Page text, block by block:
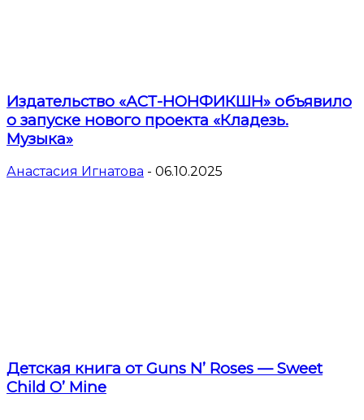
Издательство «АСТ-НОНФИКШН» объявило
о запуске нового проекта «Кладезь.
Музыка»
Анастасия Игнатова - 06.10.2025
Детская книга от Guns N’ Roses — Sweet
Child O’ Mine